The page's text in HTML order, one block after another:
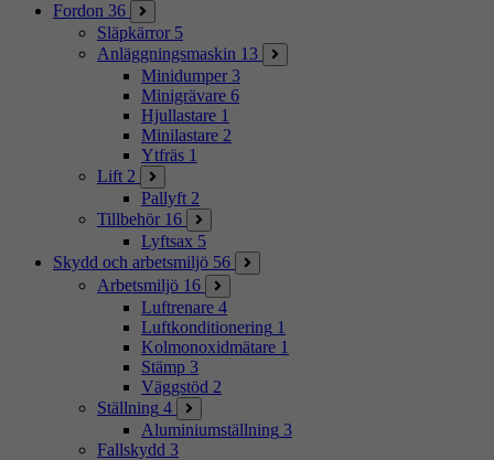
Fordon 36
Släpkärror 5
Anläggningsmaskin 13
Minidumper 3
Minigrävare 6
Hjullastare 1
Minilastare 2
Ytfräs 1
Lift 2
Pallyft 2
Tillbehör 16
Lyftsax 5
Skydd och arbetsmiljö 56
Arbetsmiljö 16
Luftrenare 4
Luftkonditionering 1
Kolmonoxidmätare 1
Stämp 3
Väggstöd 2
Ställning 4
Aluminiumställning 3
Fallskydd 3